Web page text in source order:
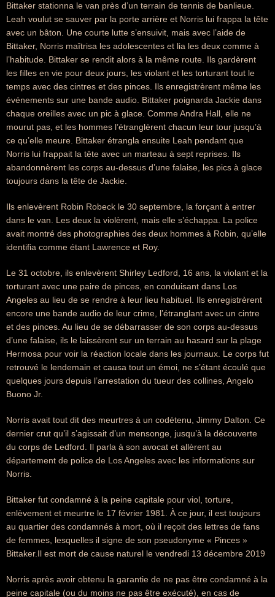
Bittaker stationna le van près d’un terrain de tennis de banlieue.
Leah voulut se sauver par la porte arrière et Norris lui frappa la tête
avec un bâton. Une courte lutte s’ensuivit, mais avec l’aide de
Bittaker, Norris maîtrisa les adolescentes et lia les deux comme à
l’habitude. Bittaker se rendit alors à la même route. Ils gardèrent
les filles en vie pour deux jours, les violant et les torturant tout le
temps avec des cintres et des pinces. Ils enregistrèrent même les
événements sur une bande audio. Bittaker poignarda Jackie dans
chaque oreilles avec un pic à glace. Comme Andra Hall, elle ne
mourut pas, et les hommes l’étranglèrent chacun leur tour jusqu’à
ce qu’elle meure. Bittaker étrangla ensuite Leah pendant que
Norris lui frappait la tête avec un marteau à sept reprises. Ils
abandonnèrent les corps au-dessus d’une falaise, les pics à glace
toujours dans la tête de Jackie.
Ils enlevèrent Robin Robeck le 30 septembre, la forçant à entrer
dans le van. Les deux la violèrent, mais elle s’échappa. La police
avait montré des photographies des deux hommes à Robin, qu’elle
identifia comme étant Lawrence et Roy.
Le 31 octobre, ils enlevèrent Shirley Ledford, 16 ans, la violant et la
torturant avec une paire de pinces, en conduisant dans Los
Angeles au lieu de se rendre à leur lieu habituel. Ils enregistrèrent
encore une bande audio de leur crime, l’étranglant avec un cintre
et des pinces. Au lieu de se débarrasser de son corps au-dessus
d’une falaise, ils le laissèrent sur un terrain au hasard sur la plage
Hermosa pour voir la réaction locale dans les journaux. Le corps fut
retrouvé le lendemain et causa tout un émoi, ne s’étant écoulé que
quelques jours depuis l’arrestation du tueur des collines, Angelo
Buono Jr.
Norris avait tout dit des meurtres à un codétenu, Jimmy Dalton. Ce
dernier crut qu’il s’agissait d’un mensonge, jusqu’à la découverte
du corps de Ledford. Il parla à son avocat et allèrent au
département de police de Los Angeles avec les informations sur
Norris.
Bittaker fut condamné à la peine capitale pour viol, torture,
enlèvement et meurtre le 17 février 1981. À ce jour, il est toujours
au quartier des condamnés à mort, où il reçoit des lettres de fans
de femmes, lesquelles il signe de son pseudonyme « Pinces »
Bittaker.Il est mort de cause naturel le vendredi 13 décembre 2019
Norris après avoir obtenu la garantie de ne pas être condamné à la
peine capitale (ou du moins ne pas être exécuté), en cas de